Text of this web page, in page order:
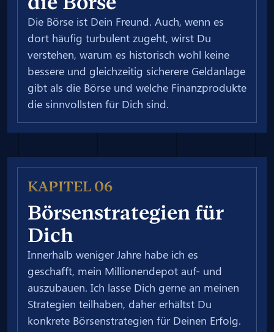
Die Börse ist Dein Freund. Auch, wenn es
dort häufig turbulent zugeht, wirst Du
verstehen, warum es historisch wohl keine
bessere und gleichzeitig sicherere Geldanlage
gibt als die Börse und welche Finanzprodukte
die sinnvollsten für Dich sind.
KAPITEL 06
Börsenstrategien für
Dich
Innerhalb weniger Jahre habe ich es
geschafft, mein Millionendepot auf- und
auszubauen. Ich lasse Dich gerne an meinen
Strategien teilhaben, daher erhältst Du
konkrete Börsenstrategien für Deinen Erfolg.